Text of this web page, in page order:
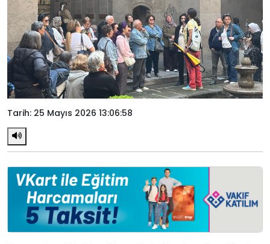
Tarih: 25 Mayıs 2026 13:06:58